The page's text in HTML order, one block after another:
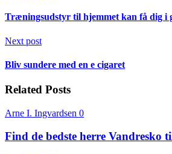
Træningsudstyr til hjemmet kan få dig i
Next post
Bliv sundere med en e cigaret
Related Posts
Arne I. Ingvardsen 0
Find de bedste herre Vandresko